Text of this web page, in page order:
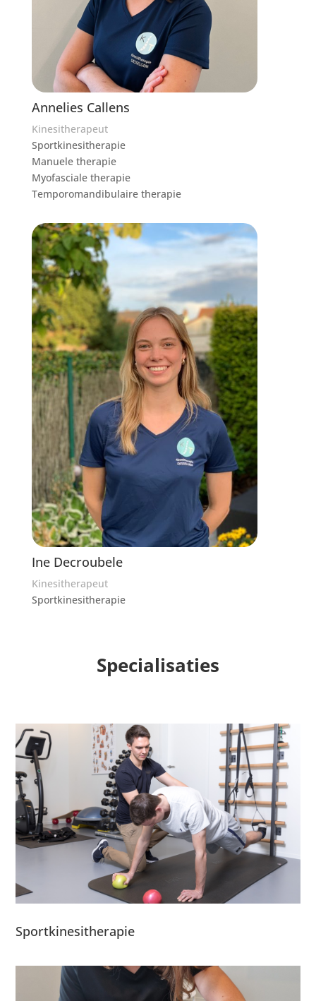
Annelies Callens
Kinesitherapeut
Sportkinesitherapie
Manuele therapie
Myofasciale therapie
Temporomandibulaire therapie
Ine Decroubele
Kinesitherapeut
Sportkinesitherapie
Specialisaties
Sportkinesitherapie